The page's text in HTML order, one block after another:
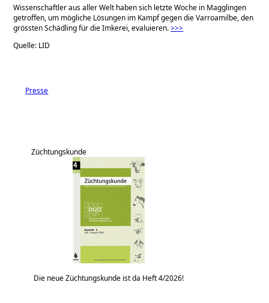
Wissenschaftler aus aller Welt haben sich letzte Woche in Magglingen
getroffen, um mögliche Lösungen im Kampf gegen die Varroamilbe, den
grössten Schädling für die Imkerei, evaluieren.>>>
Quelle: LID
Presse
Züchtungskunde
Die neue Züchtungskunde ist da Heft 4/2026!